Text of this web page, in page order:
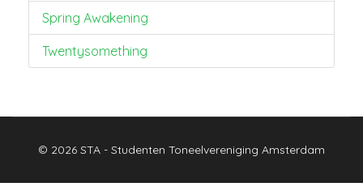
Spring Awakening
Twentysomething
© 2026 STA - Studenten Toneelvereniging Amsterdam